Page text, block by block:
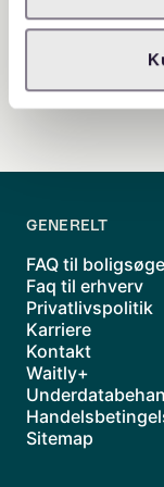
GENERELT
FAQ til
Faq til erhverv
Privatlivspolitik
Karriere
Kontakt
Waitly+
Sitemap